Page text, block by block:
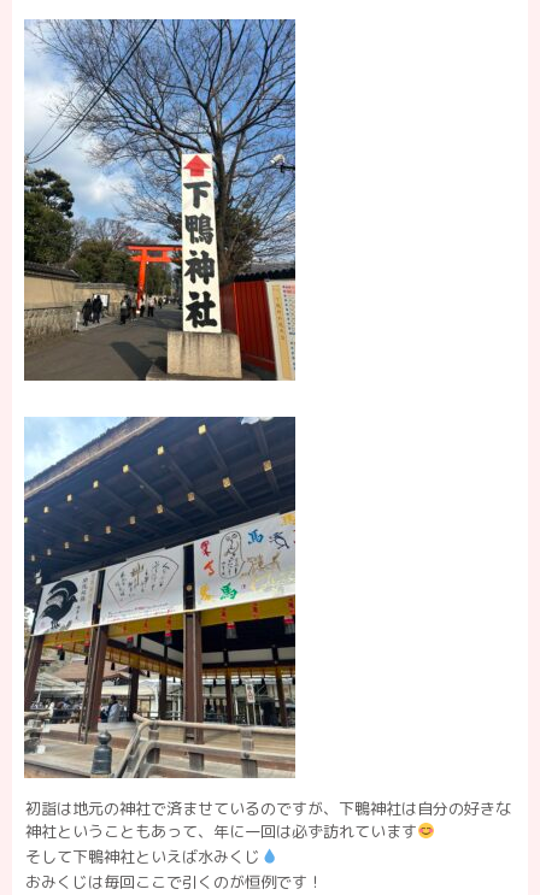
初詣は地元の神社で済ませているのですが、下鴨神社は自分の好きな
神社ということもあって、年に一回は必ず訪れています
そして下鴨神社といえば水みくじ
おみくじは毎回ここで引くのが恒例です！